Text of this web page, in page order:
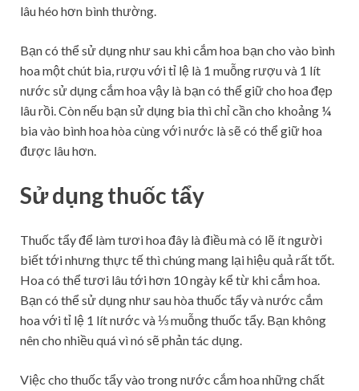
lâu héo hơn bình thường.
Bạn có thể sử dụng như sau khi cắm hoa bạn cho vào bình
hoa một chút bia, rượu với tỉ lệ là 1 muỗng rượu và 1 lít
nước sử dụng cắm hoa vậy là bạn có thể giữ cho hoa đẹp
lâu rồi. Còn nếu bạn sử dụng bia thì chỉ cần cho khoảng ¼
bia vào bình hoa hòa cùng với nước là sẽ có thể giữ hoa
được lâu hơn.
Sử dụng thuốc tẩy
Thuốc tẩy để làm tươi hoa đây là điều mà có lẽ ít người
biết tới nhưng thực tế thì chúng mang lại hiệu quả rất tốt.
Hoa có thể tươi lâu tới hơn 10 ngày kể từ khi cắm hoa.
Bạn có thể sử dụng như sau hòa thuốc tẩy và nước cắm
hoa với tỉ lệ 1 lít nước và ⅓ muỗng thuốc tẩy. Bạn không
nên cho nhiều quá vì nó sẽ phản tác dụng.
Việc cho thuốc tẩy vào trong nước cắm hoa những chất